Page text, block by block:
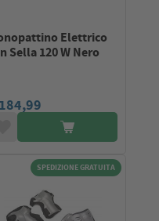
Elettrico
Sella 120 W Nero
SPEDIZIONE GRATUITA